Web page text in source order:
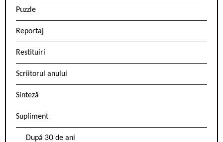
Puzzle
Reportaj
Restituiri
Scriitorul anului
Sinteză
Supliment
După 30 de ani